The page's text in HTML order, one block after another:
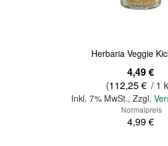
Herbaria Veggie
4,49 €
(112,25 € / 1
Inkl. 7% MwSt.,Zzgl.
Normalpreis
4,99 €